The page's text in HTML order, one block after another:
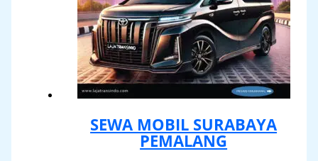
SEWA MOBIL SURABAYA
PEMALANG